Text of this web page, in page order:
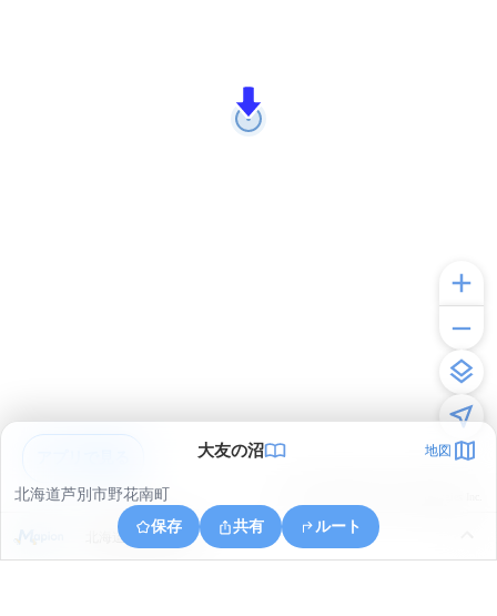
大友の沼 地図
北海道芦別市野花南町
保存
共有 ルート
北海道芦別市幌内